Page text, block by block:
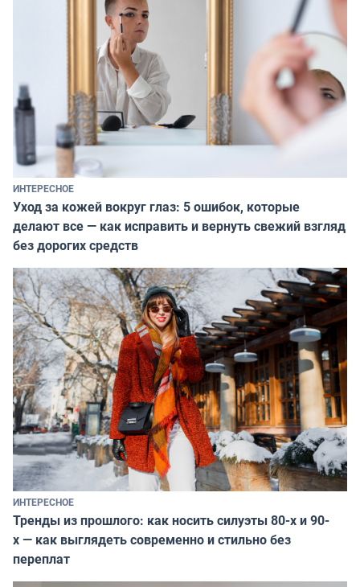
ИНТЕРЕСНОЕ
Уход за кожей вокруг глаз: 5 ошибок, которые
делают все — как исправить и вернуть свежий взгляд
без дорогих средств
ИНТЕРЕСНОЕ
Тренды из прошлого: как носить силуэты 80-х и 90-
х — как выглядеть современно и стильно без
переплат